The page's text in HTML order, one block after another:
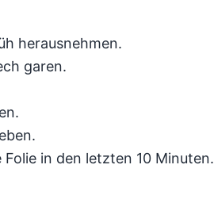
herausnehmen.
garen.
in den letzten 10 Minuten.